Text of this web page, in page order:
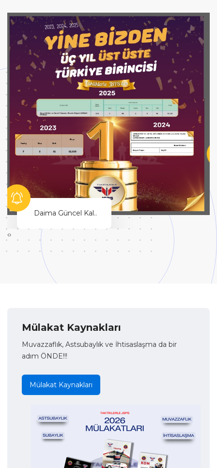
Hayallerinin Peşinden Git!
‹›
Mülakat Kaynakları
Muvazzaflık, Astsubaylık ve İhtisaslaşma da bir
adım ÖNDE!!!
Mülakat Kaynakları